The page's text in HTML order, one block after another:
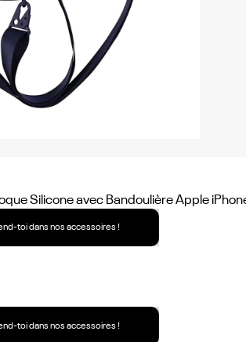
Silicone avec Bandoulière Apple
toi dans nos accessoires !
toi dans nos accessoires !